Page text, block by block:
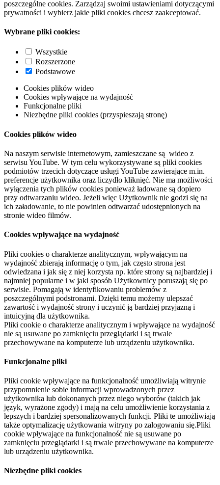
poszczególne cookies. Zarządzaj swoimi ustawieniami dotyczącymi
prywatności i wybierz jakie pliki cookies chcesz zaakceptować.
Wybrane pliki cookies:
Wszystkie
Rozszerzone
Podstawowe
Cookies plików wideo
Cookies wpływające na wydajność
Funkcjonalne pliki
Niezbędne pliki cookies (przyspieszają stronę)
Cookies plików wideo
Na naszym serwisie internetowym, zamieszczane są wideo z
serwisu YouTube. W tym celu wykorzystywane są pliki cookies
podmiotów trzecich dotyczące usługi YouTube zawierające m.in.
preferencje użytkownika oraz liczydło kliknięć. Nie ma możliwości
wyłączenia tych plików cookies ponieważ ładowane są dopiero
przy odtwarzaniu wideo. Jeżeli więc Użytkownik nie godzi się na
ich załadowanie, to nie powinien odtwarzać udostępnionych na
stronie wideo filmów.
Cookies wpływające na wydajność
Pliki cookies o charakterze analitycznym, wpływającym na
wydajność zbierają informację o tym, jak często strona jest
odwiedzana i jak się z niej korzysta np. które strony są najbardziej i
najmniej popularne i w jaki sposób Użytkownicy poruszają się po
serwisie. Pomagają w identyfikowaniu problemów z
poszczególnymi podstronami. Dzięki temu możemy ulepszać
zawartość i wydajność strony i uczynić ją bardziej przyjazną i
intuicyjną dla użytkownika.
Pliki cookie o charakterze analitycznym i wpływające na wydajność
nie są usuwane po zamknięciu przeglądarki i są trwale
przechowywane na komputerze lub urządzeniu użytkownika.
Funkcjonalne pliki
Pliki cookie wpływające na funkcjonalność umożliwiają witrynie
przypomnienie sobie informacji wprowadzonych przez
użytkownika lub dokonanych przez niego wyborów (takich jak
język, wyrażone zgody) i mają na celu umożliwienie korzystania z
lepszych i bardziej spersonalizowanych funkcji. Pliki te umożliwiają
także optymalizację użytkowania witryny po zalogowaniu się.Pliki
cookie wpływające na funkcjonalność nie są usuwane po
zamknięciu przeglądarki i są trwale przechowywane na komputerze
lub urządzeniu użytkownika.
Niezbędne pliki cookies